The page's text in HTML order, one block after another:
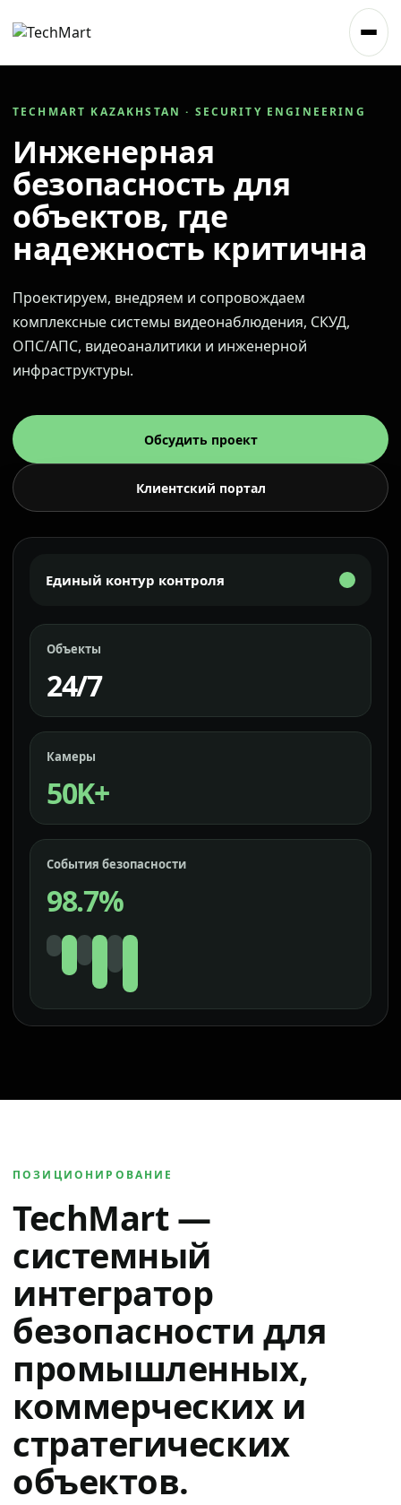
TECHMART KAZAKHSTAN · SECURITY ENGINEERING
Инженерная
безопасность для
объектов, где
надежность критична
Проектируем, внедряем и сопровождаем
комплексные системы видеонаблюдения, СКУД,
ОПС/АПС, видеоаналитики и инженерной
инфраструктуры.
Обсудить проект
Клиентский портал
Единый контур контроля
Объекты
24/7
Камеры
50K+
События безопасности
98.7%
ПОЗИЦИОНИРОВАНИЕ
TechMart —
системный
интегратор
безопасности для
промышленных,
коммерческих и
стратегических
объектов.